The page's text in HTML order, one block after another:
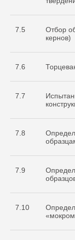
7.5
Отбор
кернов)
7.6
7.7
7.8
7.9
7.10